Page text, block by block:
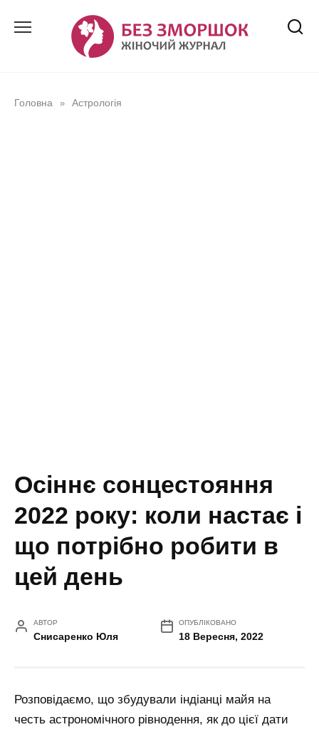
Головна » Астрологія
Осіннє сонцестояння
2022 року: коли настає і
що потрібно робити в
цей день
АВТОР
Снисаренко Юля
ОПУБЛІКОВАНО
18 Вересня, 2022
Розповідаємо, що збудували індіанці майя на
честь астрономічного рівнодення, як до цієї дати